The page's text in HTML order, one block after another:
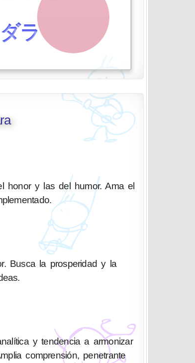
ラ
honor y las del humor. Ama el
Busca la prosperidad y la
y tendencia a armonizar
comprensión, penetrante